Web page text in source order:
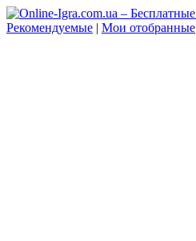
Рекомендуемые | Мои отобранные